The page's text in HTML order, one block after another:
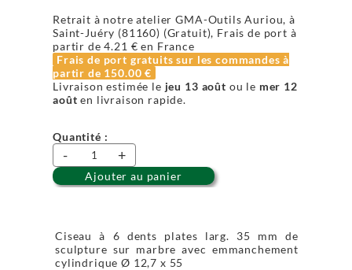
Retrait à notre atelier GMA-Outils Auriou, à
Saint-Juéry (81160) (Gratuit), Frais de port à
partir de4.21 € en France
Frais de port gratuits sur les commandes à
partir de 150.00 €
Livraison estimée le jeu 13 août ou le mer 12
août en livraison rapide.
Quantité :
- +
Ajouter au panier
Ciseau à 6 dents plates larg. 35 mm de
sculpture sur marbre avec emmanchement
cylindrique Ø 12,7 x 55